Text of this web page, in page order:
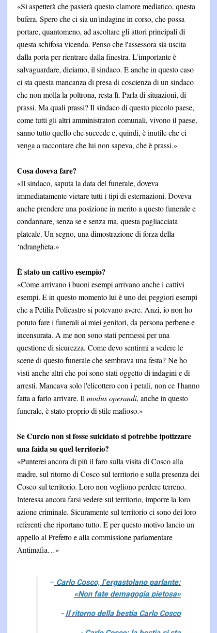
«Si aspetterà che passerà questo clamore mediatico, questa
bufera. Spero che ci sia un'indagine in corso, che possa
portare, quantomeno, ad ascoltare gli attori principali di
questa schifosa vicenda. Penso che l'assessora sia uscita
dalla porta per rientrare dalla finestra. L'importante è
salvaguardare, diciamo, il sindaco. E anche in questo caso
ci sta questa mancanza di presa di coscienza di un sindaco
che non molla la poltrona, resta lì. Parla di situazioni, di
prassi. Ma quali prassi? Il sindaco di questo piccolo paese,
come tutti gli altri amministratori comunali, vivono il paese,
sanno tutto quello che succede e, quindi, è inutile che ci
venga a raccontare che lui non sapeva, che è prassi.»
Cosa doveva fare?
«Il sindaco, saputa la data del funerale, doveva
immediatamente vietare tutti i tipi di esternazioni. Doveva
anche prendere una posizione in merito a questo funerale e
condannare, senza se e senza ma, questa pagliacciata
plateale. Un segno, una dimostrazione di forza della
‘ndrangheta.»
È stato un cattivo esempio?
«Come arrivano i buoni esempi arrivano anche i cattivi
esempi. E in questo momento lui è uno dei peggiori esempi
che a Petilia Policastro si potevano avere. Anzi, io non ho
potuto fare i funerali ai miei genitori, da persona perbene e
incensurata. A me non sono stati permessi per una
questione di sicurezza. Come devo sentirmi a vedere le
scene di questo funerale che sembrava una festa? Ne ho
visti anche altri che poi sono stati oggetto di indagini e di
arresti. Mancava solo l'elicottero con i petali, non ce l'hanno
fatta a farlo arrivare. Ilmodus operandi, anche in questo
funerale, è stato proprio di stile mafioso.»
Se Curcio non si fosse suicidato si potrebbe ipotizzare
una faida su quel territorio?
«Punterei ancora di più il faro sulla visita di Cosco alla
madre, sul ritorno di Cosco sul territorio e sulla presenza dei
Cosco sul territorio. Loro non vogliono perdere terreno.
Interessa ancora farsi vedere sul territorio, imporre la loro
azione criminale. Sicuramente sul territorio ci sono dei loro
referenti che riportano tutto. E per questo motivo lancio un
appello al Prefetto e alla commissione parlamentare
Antimafia…»
–Carlo Cosco, l’ergastolano parlante:
«Non fate demagogia pietosa»
-Il ritorno della bestia Carlo Cosco